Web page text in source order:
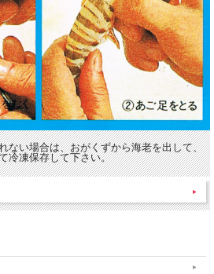
い場合は、おがくずから海老を出して、
冷凍保存して下さい。